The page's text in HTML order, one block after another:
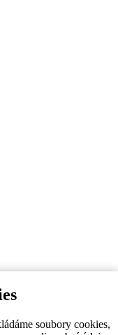
soubory cookies,